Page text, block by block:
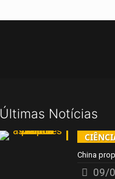
Últimas Notícias
China
09/